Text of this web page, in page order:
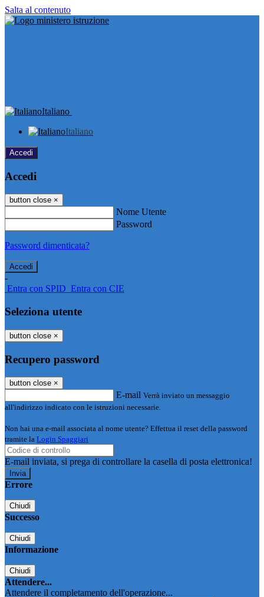
Salta al contenuto
Italiano
Italiano
Accedi
Accedi
button close ×
Nome Utente
Password
Password dimenticata?
-
Entra con SPID Entra con CIE
Seleziona utente
button close ×
Recupero password
button close ×
E-mail Verrà inviato un messaggio
all'indirizzo indicato con le istruzioni necessarie.
Non hai una e-mail associata al nome utente? Effettua il reset della password
tramite la Login Spaggiari
E-mail inviata, si prega di controllare la casella di posta elettronica!
Errore
Chiudi
Successo
Chiudi
Informazione
Chiudi
Attendere...
Attendere il completamento dell'operazione...